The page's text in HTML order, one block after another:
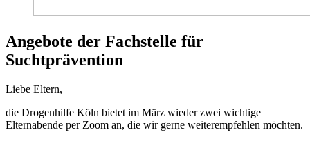
Angebote der Fachstelle für
Suchtprävention
Liebe Eltern,
die Drogenhilfe Köln bietet im März wieder zwei wichtige
Elternabende per Zoom an, die wir gerne weiterempfehlen möchten.